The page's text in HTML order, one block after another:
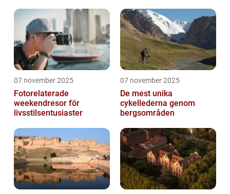
07 november 2025
Fotorelaterade
weekendresor för
livsstilsentusiaster
07 november 2025
De mest unika
cykellederna genom
bergsområden